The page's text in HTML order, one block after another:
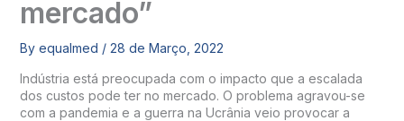
mercado”
By equalmed / 28 de Março, 2022
Indústria está preocupada com o impacto que a escalada
dos custos pode ter no mercado. O problema agravou-se
com a pandemia e a guerra na Ucrânia veio provocar a